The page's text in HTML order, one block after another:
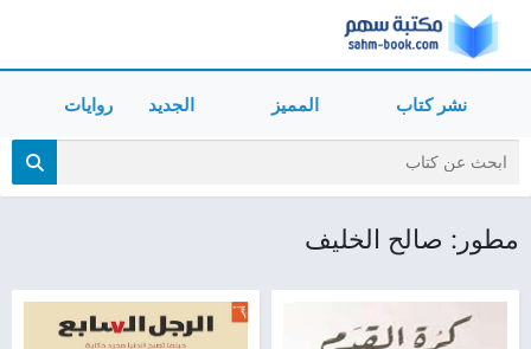
نشر كتاب المميز الجديد روايات
مطور: صالح الخليف